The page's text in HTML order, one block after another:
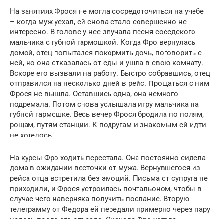
На занятиях Фрося не могла сосредоточиться на учебе
– когда муж уехал, ей снова стало совершенно не
интересно. В голове у нее звучала песня соседского
мальчика с губной гармошкой. Когда Фро вернулась
домой, отец попытался покормить дочь, поговорить с
ней, но она отказалась от еды и ушла в свою комнату.
Вскоре его вызвали на работу. Быстро собравшись, отец
отправился на несколько дней в рейс. Прощаться с ним
Фрося не вышла. Оставшись одна, она немного
подремала. Потом снова услышала игру мальчика на
губной гармошке. Весь вечер Фрося бродила по полям,
рощам, путям станции. К подругам и знакомым ей идти
не хотелось.
На курсы Фро ходить перестала. Она постоянно сидела
дома в ожидании весточки от мужа. Вернувшегося из
рейса отца встретила без эмоций. Письма от супруга не
приходили, и Фрося устроилась почтальоном, чтобы в
случае чего наверняка получить послание. Вторую
телеграмму от Федора ей передали примерно через пару